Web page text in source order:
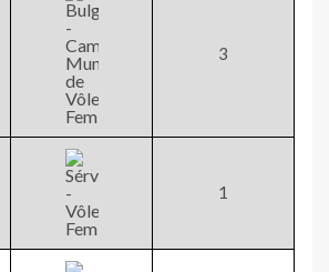
​3
​1